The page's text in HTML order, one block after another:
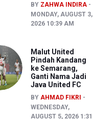
BY ZAHWA INDIRA
MONDAY, AUGUST 3,
2026 10:39 AM
Malut United
Pindah Kandang
ke Semarang,
Ganti Nama Jadi
Java United FC
BY AHMAD FIKRI
WEDNESDAY,
AUGUST 5, 2026 1:31